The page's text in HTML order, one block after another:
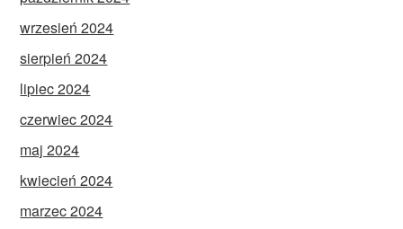
wrzesień 2024
sierpień 2024
lipiec 2024
czerwiec 2024
maj 2024
kwiecień 2024
marzec 2024